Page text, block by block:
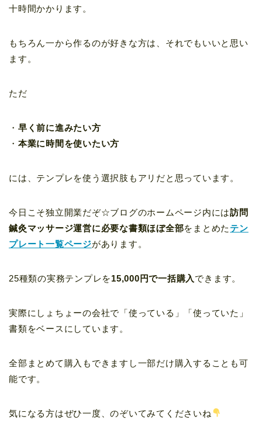
十時間かかります。
もちろん一から作るのが好きな方は、それでもいいと思い
ます。
ただ
・ 早く前に進みたい方
・ 本業に時間を使いたい方
には、テンプレを使う選択肢もアリだと思っています。
今日こそ独立開業だぞ☆ブログのホームページ内には訪問
鍼灸マッサージ運営に必要な書類ほぼ全部をまとめた テン
プレート一覧ページがあります。
25種類の実務テンプレを15,000円で一括購入 できます。
実際にしょちょーの会社で「使っている」「使っていた」
書類をベースにしています。
全部まとめて購入もできますし一部だけ購入することも可
能です。
気になる方はぜひ一度、のぞいてみてくださいね